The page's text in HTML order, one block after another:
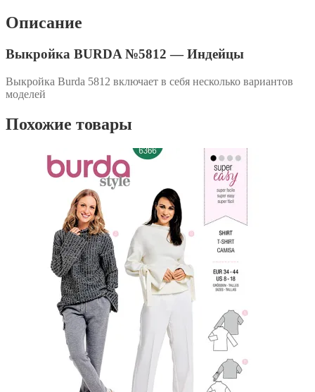
Описание
Выкройка BURDA №5812 — Индейцы
Выкройка Burda 5812 включает в себя несколько вариантов
моделей
Похожие товары